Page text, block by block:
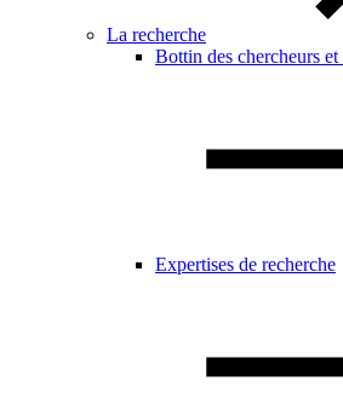
La recherche
Bottin des chercheurs et
Expertises de recherche